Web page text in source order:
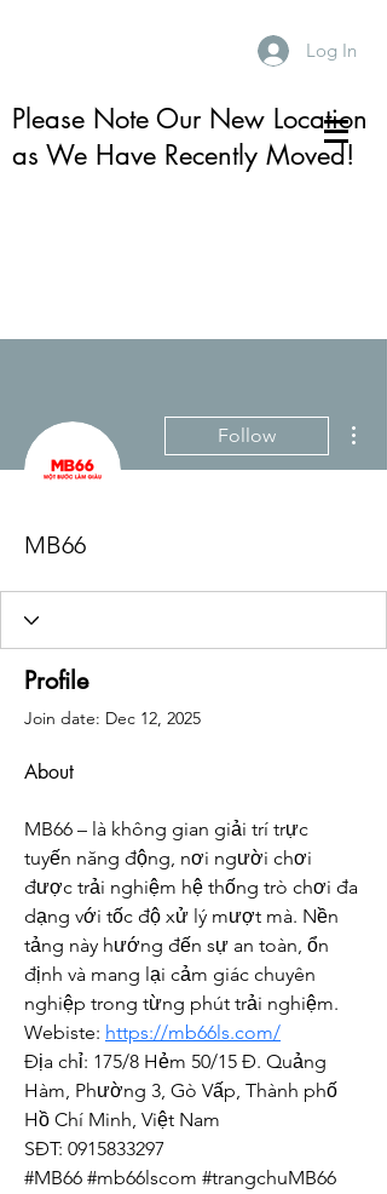
Log In
Please Note Our New Location
as We Have Recently Moved!
Follow
MB66
Profile
Join date: Dec 12, 2025
About
MB66 – là không gian giải trí trực
tuyến năng động, nơi người chơi
được trải nghiệm hệ thống trò chơi đa
dạng với tốc độ xử lý mượt mà. Nền
tảng này hướng đến sự an toàn, ổn
định và mang lại cảm giác chuyên
nghiệp trong từng phút trải nghiệm.
Webiste: https://mb66ls.com/
Địa chỉ: 175/8 Hẻm 50/15 Đ. Quảng
Hàm, Phường 3, Gò Vấp, Thành phố
Hồ Chí Minh, Việt Nam
SĐT: 0915833297
#MB66 #mb66lscom #trangchuMB66